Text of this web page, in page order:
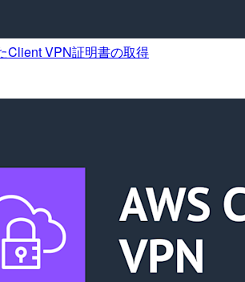
Client VPN証明書の取得